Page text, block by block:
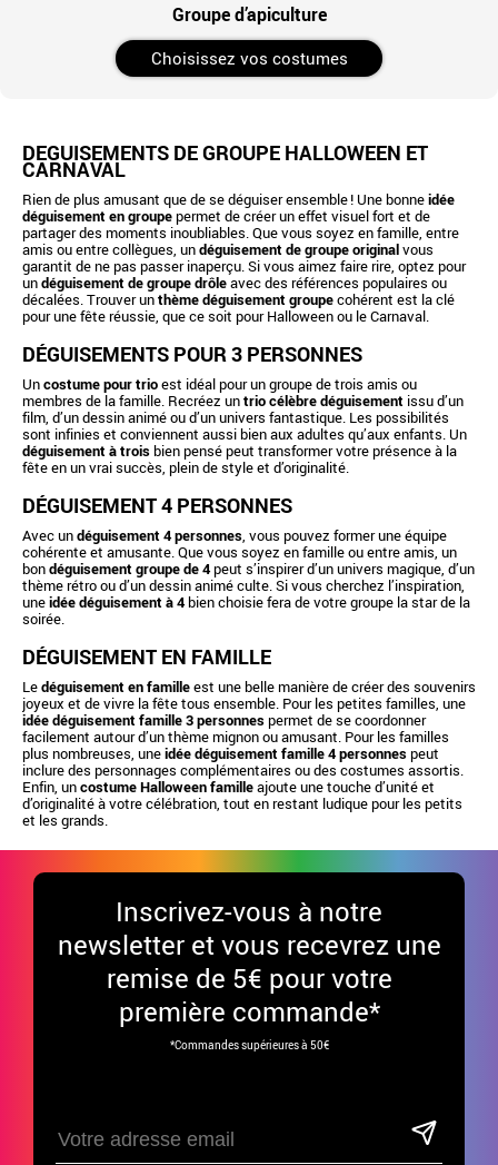
Groupe d’apiculture
Choisissez vos costumes
DÉGUISEMENTS DE GROUPE HALLOWEEN ET
CARNAVAL
Rien de plus amusant que de se déguiser ensemble ! Une bonneidée
déguisement en groupepermet de créer un effet visuel fort et de
partager des moments inoubliables. Que vous soyez en famille, entre
amis ou entre collègues, undéguisement de groupe originalvous
garantit de ne pas passer inaperçu. Si vous aimez faire rire, optez pour
undéguisement de groupe drôleavec des références populaires ou
décalées. Trouver unthème déguisement groupecohérent est la clé
pour une fête réussie, que ce soit pour Halloween ou le Carnaval.
DÉGUISEMENTS POUR 3 PERSONNES
Uncostume pour trioest idéal pour un groupe de trois amis ou
membres de la famille. Recréez untrio célèbre déguisement issu d’un
film, d’un dessin animé ou d’un univers fantastique. Les possibilités
sont infinies et conviennent aussi bien aux adultes qu’aux enfants. Un
déguisement à troisbien pensé peut transformer votre présence à la
fête en un vrai succès, plein de style et d’originalité.
DÉGUISEMENT 4 PERSONNES
Avec undéguisement 4 personnes , vous pouvez former une équipe
cohérente et amusante. Que vous soyez en famille ou entre amis, un
bondéguisement groupe de 4peut s’inspirer d’un univers magique, d’un
thème rétro ou d’un dessin animé culte. Si vous cherchez l’inspiration,
uneidée déguisement à 4bien choisie fera de votre groupe la star de la
soirée.
DÉGUISEMENT EN FAMILLE
Ledéguisement en familleest une belle manière de créer des souvenirs
joyeux et de vivre la fête tous ensemble. Pour les petites familles, une
idée déguisement famille 3 personnespermet de se coordonner
facilement autour d’un thème mignon ou amusant. Pour les familles
plus nombreuses, uneidée déguisement famille 4 personnespeut
inclure des personnages complémentaires ou des costumes assortis.
Enfin, uncostume Halloween familleajoute une touche d’unité et
d’originalité à votre célébration, tout en restant ludique pour les petits
et les grands.
Inscrivez-vous à notre
newsletter et vous recevrez une
remise de 5€ pour votre
première commande*
*Commandes supérieures à 50€